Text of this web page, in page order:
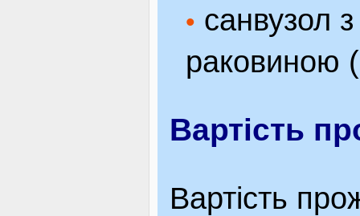
• санвузол
раковиною
Вартість
Вартість